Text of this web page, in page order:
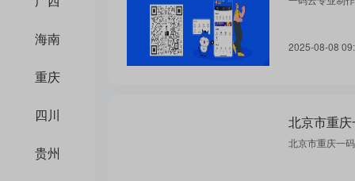
海南
重庆
四川
贵州
2025-08-08
北京市重
北京市重庆一